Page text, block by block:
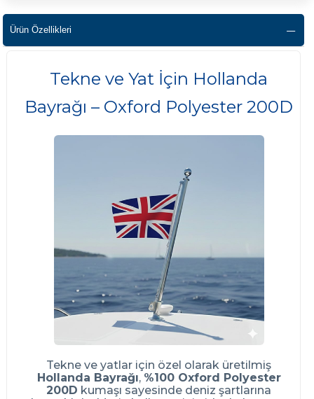
Ürün Özellikleri
Tekne ve Yat İçin Hollanda
Bayrağı – Oxford Polyester 200D
Tekne ve yatlar için özel olarak üretilmiş
Hollanda Bayrağı, %100 Oxford Polyester
200D kumaşı sayesinde deniz şartlarına